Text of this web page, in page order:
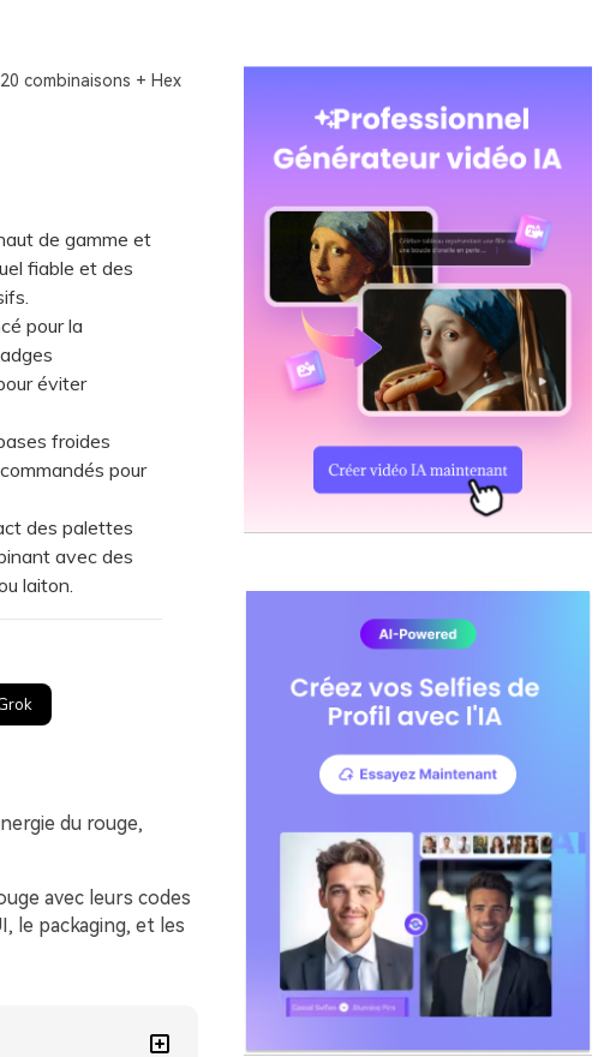
combinaisons + Hex
de gamme et
fiable et des
pour la
éviter
froides
pour
des palettes
avec des
laiton.
du rouge,
avec leurs codes
le packaging, et les